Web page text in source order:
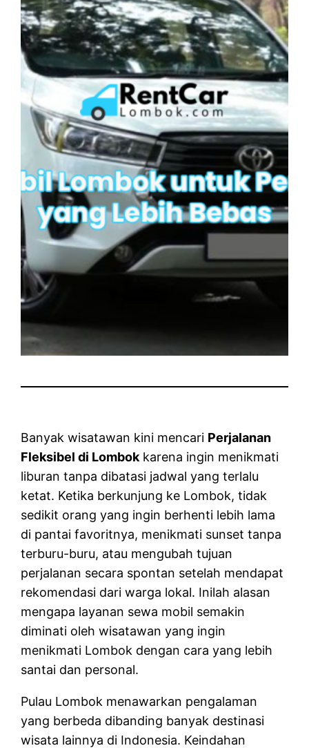
Banyak wisatawan kini mencari Perjalanan
Fleksibel di Lombok karena ingin menikmati
liburan tanpa dibatasi jadwal yang terlalu
ketat. Ketika berkunjung ke Lombok, tidak
sedikit orang yang ingin berhenti lebih lama
di pantai favoritnya, menikmati sunset tanpa
terburu-buru, atau mengubah tujuan
perjalanan secara spontan setelah mendapat
rekomendasi dari warga lokal. Inilah alasan
mengapa layanan sewa mobil semakin
diminati oleh wisatawan yang ingin
menikmati Lombok dengan cara yang lebih
santai dan personal.
Pulau Lombok menawarkan pengalaman
yang berbeda dibanding banyak destinasi
wisata lainnya di Indonesia. Keindahan